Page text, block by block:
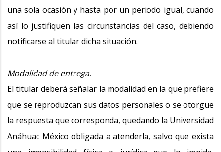
una sola ocasión y hasta por un periodo igual, cuando
así lo justifiquen las circunstancias del caso, debiendo
notificarse al titular dicha situación.
Modalidad de entrega.
El titular deberá señalar la modalidad en la que prefiere
que se reproduzcan sus datos personales o se otorgue
la respuesta que corresponda, quedando la Universidad
Anáhuac México obligada a atenderla, salvo que exista